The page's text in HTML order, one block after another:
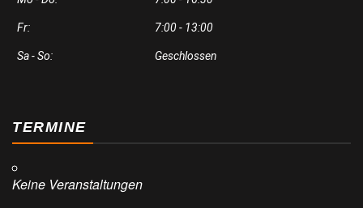
Fr: 7:00 - 13:00
Sa - So: Geschlossen
TERMINE
Keine Veranstaltungen